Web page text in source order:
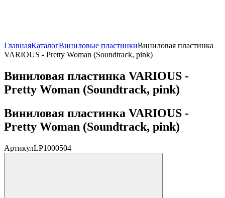
ГлавнаяКаталогВиниловые пластинкиВиниловая пластинка
VARIOUS - Pretty Woman (Soundtrack, pink)
Виниловая пластинка VARIOUS -
Pretty Woman (Soundtrack, pink)
Виниловая пластинка VARIOUS -
Pretty Woman (Soundtrack, pink)
АртикулLP1000504